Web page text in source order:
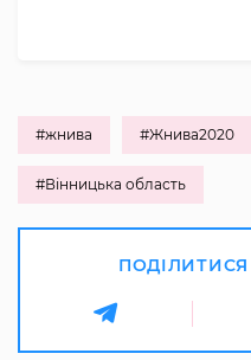
#жнива #Жнива2020
#Вінницька область